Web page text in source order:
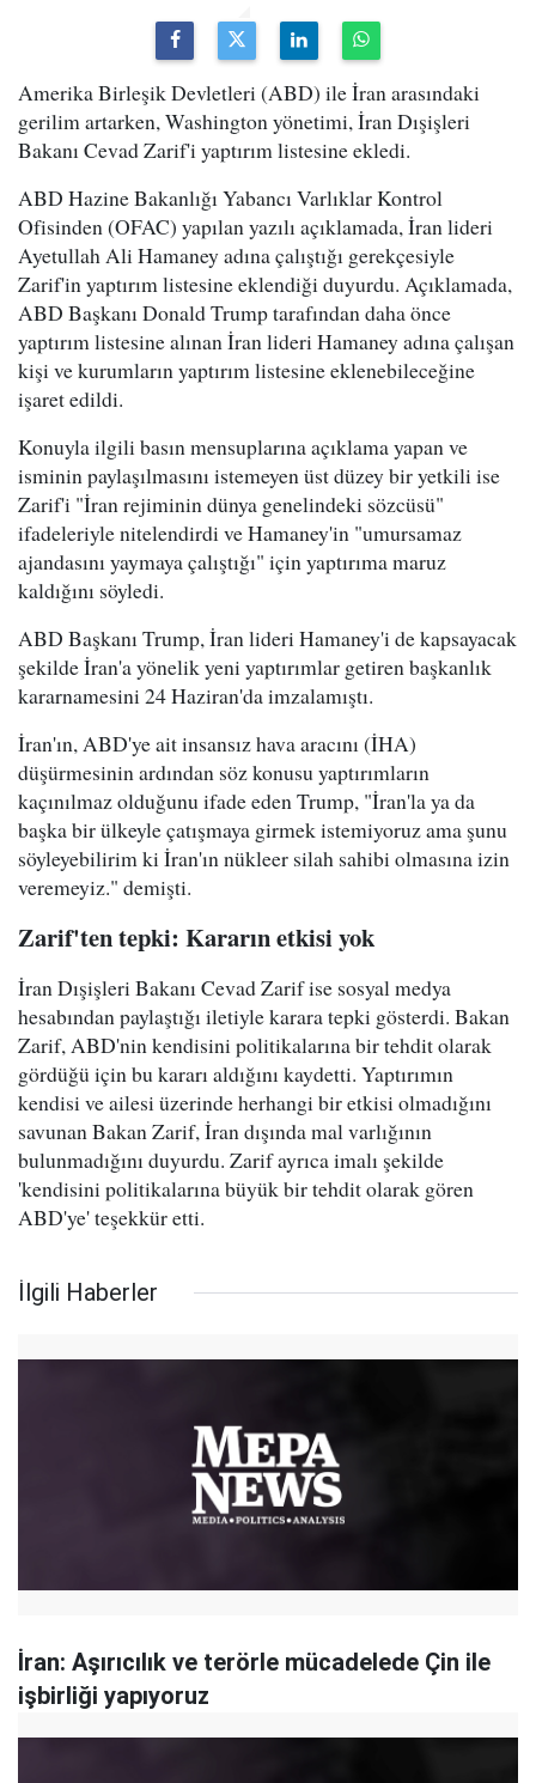
Amerika Birleşik Devletleri (ABD) ile İran arasındaki
gerilim artarken, Washington yönetimi, İran Dışişleri
Bakanı Cevad Zarif'i yaptırım listesine ekledi.
ABD Hazine Bakanlığı Yabancı Varlıklar Kontrol
Ofisinden (OFAC) yapılan yazılı açıklamada, İran lideri
Ayetullah Ali Hamaney adına çalıştığı gerekçesiyle
Zarif'in yaptırım listesine eklendiği duyurdu. Açıklamada,
ABD Başkanı Donald Trump tarafından daha önce
yaptırım listesine alınan İran lideri Hamaney adına çalışan
kişi ve kurumların yaptırım listesine eklenebileceğine
işaret edildi.
Konuyla ilgili basın mensuplarına açıklama yapan ve
isminin paylaşılmasını istemeyen üst düzey bir yetkili ise
Zarif'i "İran rejiminin dünya genelindeki sözcüsü"
ifadeleriyle nitelendirdi ve Hamaney'in "umursamaz
ajandasını yaymaya çalıştığı" için yaptırıma maruz
kaldığını söyledi.
ABD Başkanı Trump, İran lideri Hamaney'i de kapsayacak
şekilde İran'a yönelik yeni yaptırımlar getiren başkanlık
kararnamesini 24 Haziran'da imzalamıştı.
İran'ın, ABD'ye ait insansız hava aracını (İHA)
düşürmesinin ardından söz konusu yaptırımların
kaçınılmaz olduğunu ifade eden Trump, "İran'la ya da
başka bir ülkeyle çatışmaya girmek istemiyoruz ama şunu
söyleyebilirim ki İran'ın nükleer silah sahibi olmasına izin
veremeyiz." demişti.
Zarif'ten tepki: Kararın etkisi yok
İran Dışişleri Bakanı Cevad Zarif ise sosyal medya
hesabından paylaştığı iletiyle karara tepki gösterdi. Bakan
Zarif, ABD'nin kendisini politikalarına bir tehdit olarak
gördüğü için bu kararı aldığını kaydetti. Yaptırımın
kendisi ve ailesi üzerinde herhangi bir etkisi olmadığını
savunan Bakan Zarif, İran dışında mal varlığının
bulunmadığını duyurdu. Zarif ayrıca imalı şekilde
'kendisini politikalarına büyük bir tehdit olarak gören
ABD'ye' teşekkür etti.
İlgili Haberler
İran: Aşırıcılık ve terörle mücadelede Çin ile
işbirliği yapıyoruz